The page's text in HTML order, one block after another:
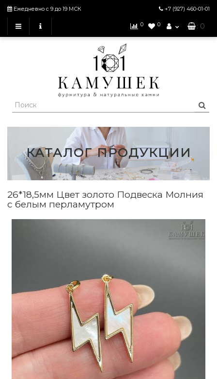
Ежедневно с 9 до 19 МСК +7 (927) 460-01-01
0 0 : 0
КАТАЛОГ ПРОДУКЦИИ
26*18,5мм Цвет золото Подвеска Молния
с белым перламутром